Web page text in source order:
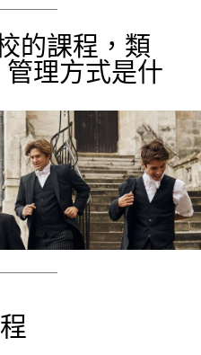
的課程，類
理方式是什